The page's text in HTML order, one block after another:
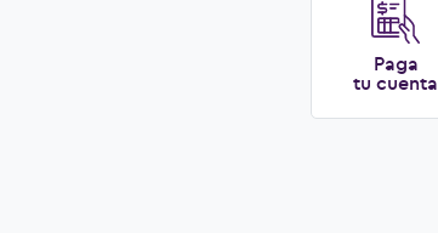
Paga
tu cuenta